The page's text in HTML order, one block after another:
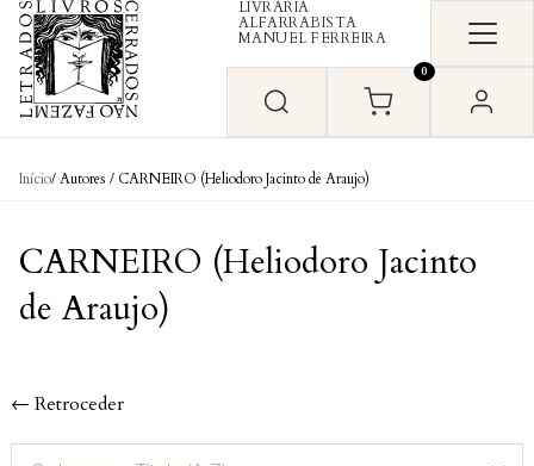
Skip to content
LIVRARIA
ALFARRABISTA
MANUEL FERREIRA
0
Início/ Autores / CARNEIRO (Heliodoro Jacinto de Araujo)
CARNEIRO (Heliodoro Jacinto
de Araujo)
← Retroceder